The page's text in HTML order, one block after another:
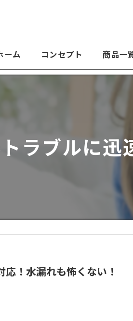
ーム コンセプト 商品一
よくあ
ラブルに迅
！水漏れも怖くない！